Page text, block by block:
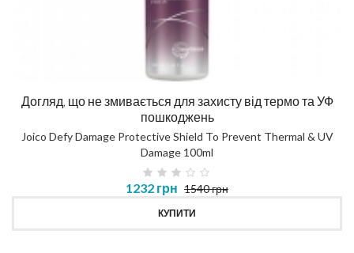
Догляд, що не змивається для захисту від термо та УФ
пошкоджень
Joico Defy Damage Protective Shield To Prevent Thermal & UV
Damage 100ml
1232 грн 1540 грн
КУПИТИ